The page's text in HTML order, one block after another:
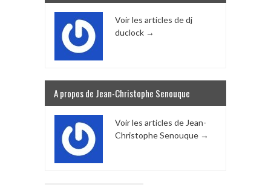
Voir les articles de dj
duclock →
A propos de Jean-Christophe Senouque
Voir les articles de Jean-
Christophe Senouque →